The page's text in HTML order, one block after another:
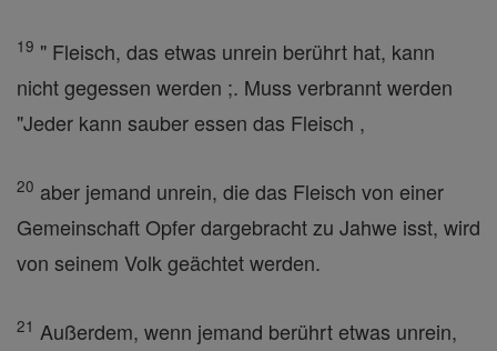
19 " Fleisch, das etwas unrein berührt hat, kann
nicht gegessen werden ;. Muss verbrannt werden
"Jeder kann sauber essen das Fleisch ,
20 aber jemand unrein, die das Fleisch von einer
Gemeinschaft Opfer dargebracht zu Jahwe isst, wird
von seinem Volk geächtet werden.
21 Außerdem, wenn jemand berührt etwas unrein,